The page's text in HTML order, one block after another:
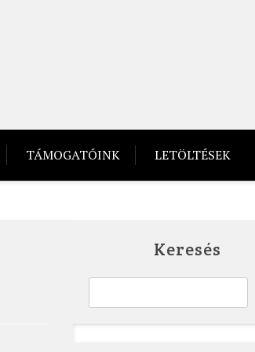
TÁMOGATÓINK LETÖLTÉSEK
Keresés